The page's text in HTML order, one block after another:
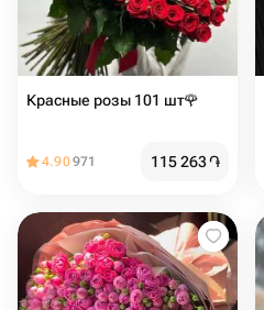
Красные розы 101 шт🌹
4.90971 115 263֏